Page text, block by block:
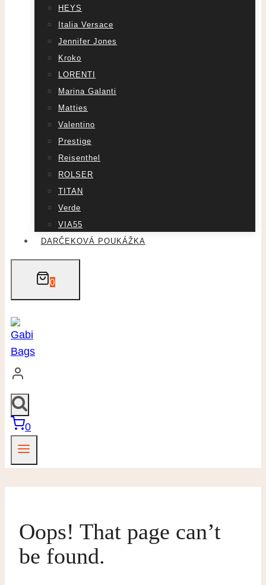
HEYS
Italia Versace
Jennifer Jones
Kroko
LORENTI
Marina Galanti
Matties
Valentino
Prestige
Reisenthel
ROLSER
TITAN
Verde
VIA55
DARČEKOVÁ POUKÁŽKA
0
0
Oops! That page can’t
be found.